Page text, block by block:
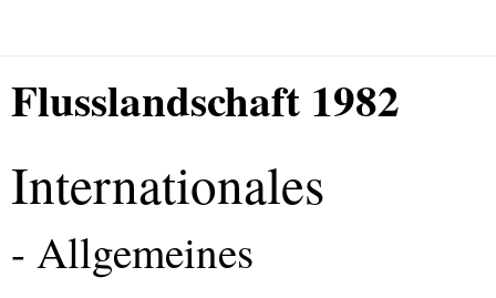
Flusslandschaft 1982
Internationales
- Allgemeines